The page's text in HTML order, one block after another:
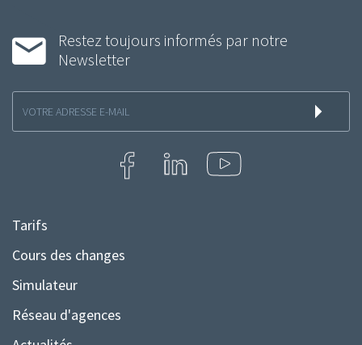
Restez toujours informés par notre
Newsletter
la
Menu
Pied
page
Tarifs
Cours des changes
Simulateur
Réseau d'agences